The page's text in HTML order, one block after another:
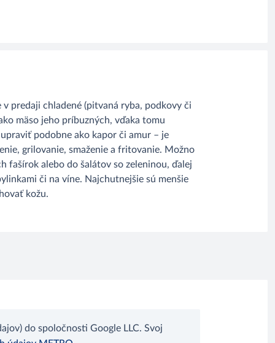
predaji chladené (pitvaná ryba, podkovy či
mäso jeho príbuzných, vďaka tomu
podobne ako kapor či amur – je
grilovanie, smaženie a fritovanie. Možno
fašírok alebo do šalátov so zeleninou, ďalej
či na víne. Najchutnejšie sú menšie
kožu.
do spoločnosti Google LLC. Svoj